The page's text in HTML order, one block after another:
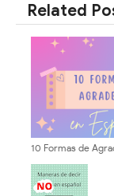
Related
10 Formas de